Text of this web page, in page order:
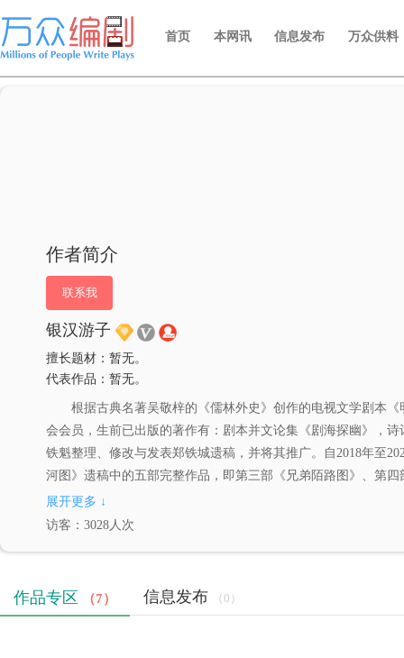
首页 本网讯 信息发布 万众供料
作者简介
联系我
银汉游子
擅长题材：暂无。
代表作品：暂无。
根据古典名著吴敬梓的《儒林外史》创作的电视文学剧本
会会员，生前已出版的著作有：剧本并文论集《剧海探幽》，
铁魁整理、修改与发表郑铁城遗稿，并将其推广。自2018年至
河图》遗稿中的五部完整作品，即第三部《兄弟陌路图》、第
上述七部作品，共计约300余万字，现均已发表于上海“万众编
究馆员，浙江丽阳律师事务所律师，已退休。曾在中国作家网
展开更多 ↓
访客：3028人次
作品专区 （7） 信息发布 （0）